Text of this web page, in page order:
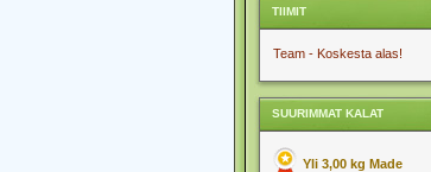
TIIMIT
Team - Koskesta alas!
SUURIMMAT KALAT
Yli 3,00 kg Made